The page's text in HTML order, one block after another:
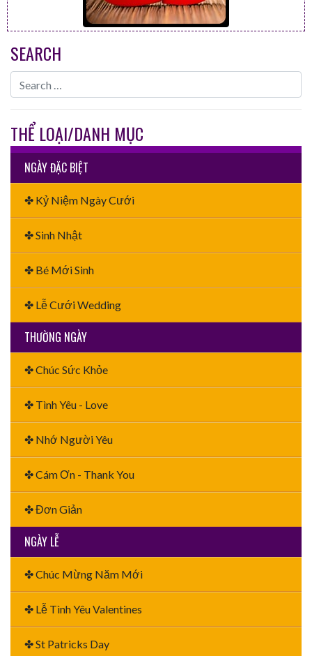
SEARCH
THỂ LOẠI/DANH MỤC
NGÀY ĐẶC BIỆT
✤ Kỷ Niệm Ngày Cưới
✤ Sinh Nhật
✤ Bé Mới Sinh
✤ Lễ Cưới Wedding
THƯỜNG NGÀY
✤ Chúc Sức Khỏe
✤ Tình Yêu - Love
✤ Nhớ Người Yêu
✤ Cám Ơn - Thank You
✤ Đơn Giản
NGÀY LỄ
✤ Chúc Mừng Năm Mới
✤ Lễ Tình Yêu Valentines
✤ St Patricks Day